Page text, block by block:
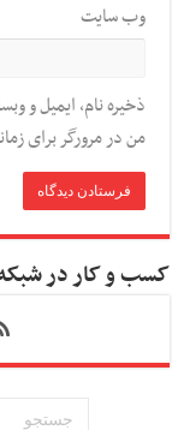
وب‌ سایت
ذخیره نام، ایمیل و
من در مرورگر برای
کسب و کار در